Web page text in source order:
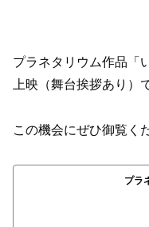
プラネタリウム作品「
上映（舞台挨拶あり）
この機会にぜひ御覧く
プラ